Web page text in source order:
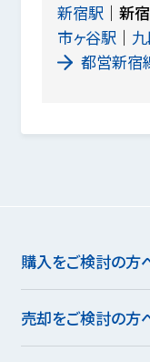
新宿駅
新
市ヶ谷駅
都営新宿
購入をご検討の方
売却をご検討の方